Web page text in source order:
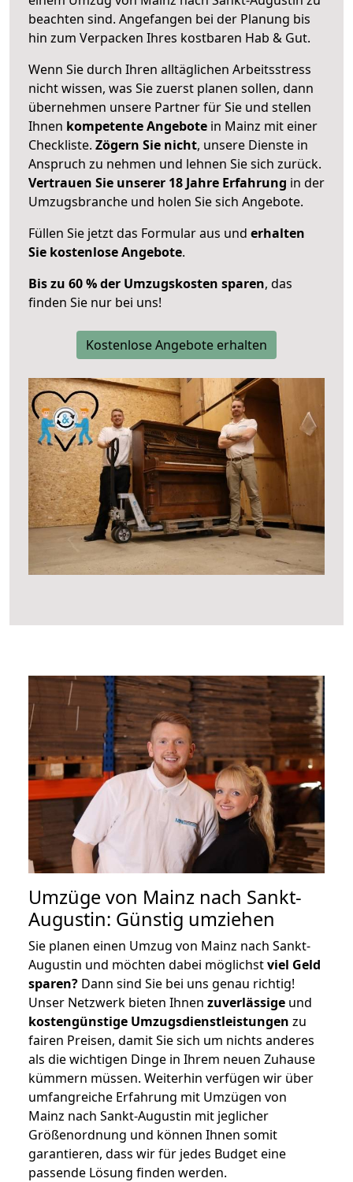
beachten sind. Angefangen bei der Planung bis
hin zum Verpacken Ihres kostbaren Hab & Gut.
Wenn Sie durch Ihren alltäglichen Arbeitsstress
nicht wissen, was Sie zuerst planen sollen, dann
übernehmen unsere Partner für Sie und stellen
Ihnen kompetente Angebote in Mainz mit einer
Checkliste. Zögern Sie nicht, unsere Dienste in
Anspruch zu nehmen und lehnen Sie sich zurück.
Vertrauen Sie unserer 18 Jahre Erfahrung in der
Umzugsbranche und holen Sie sich Angebote.
Füllen Sie jetzt das Formular aus und erhalten
Sie kostenlose Angebote.
Bis zu 60 % der Umzugskosten sparen, das
finden Sie nur bei uns!
Kostenlose Angebote erhalten
Umzüge von Mainz nach Sankt-
Augustin: Günstig umziehen
Sie planen einen Umzug von Mainz nach Sankt-
Augustin und möchten dabei möglichstviel Geld
sparen? Dann sind Sie bei uns genau richtig!
Unser Netzwerk bieten Ihnen zuverlässige und
kostengünstige Umzugsdienstleistungen zu
fairen Preisen, damit Sie sich um nichts anderes
als die wichtigen Dinge in Ihrem neuen Zuhause
kümmern müssen. Weiterhin verfügen wir über
umfangreiche Erfahrung mit Umzügen von
Mainz nach Sankt-Augustin mit jeglicher
Größenordnung und können Ihnen somit
garantieren, dass wir für jedes Budget eine
passende Lösung finden werden.